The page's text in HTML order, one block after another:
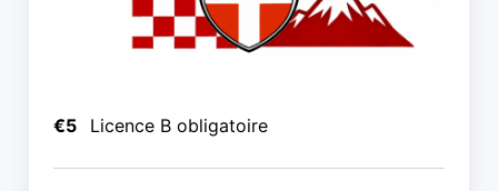
€5 Licence B obligatoire